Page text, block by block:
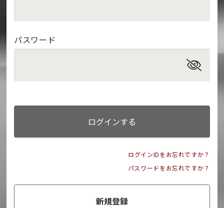
パスワード
ログインする
ログインIDをお忘れですか？
パスワードをお忘れですか？
新規登録